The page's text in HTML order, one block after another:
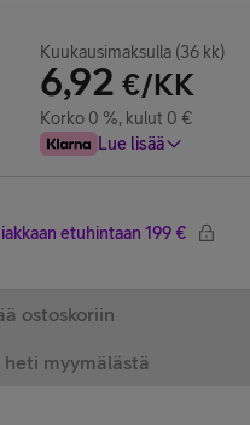
Kuukausimaksulla (36 kk)
6,92 €/KK
Korko 0 %, kulut 0 €
Lue lisää
etuhintaan 199 €
ostoskoriin
heti myymälästä